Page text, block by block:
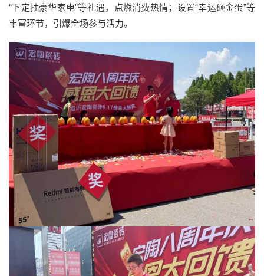
“下定抽豪华家电”等礼遇，点燃消费热情；设置“幸运砸金蛋”等
丰富环节，引爆全场参与活力。